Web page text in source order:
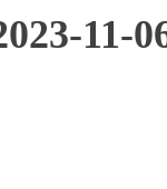
11-